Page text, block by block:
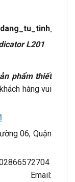
L201
phẩm thiết
hàng vui
06, Quận